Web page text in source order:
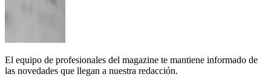
El equipo de profesionales del magazine te mantiene informado de
las novedades que llegan a nuestra redacción.